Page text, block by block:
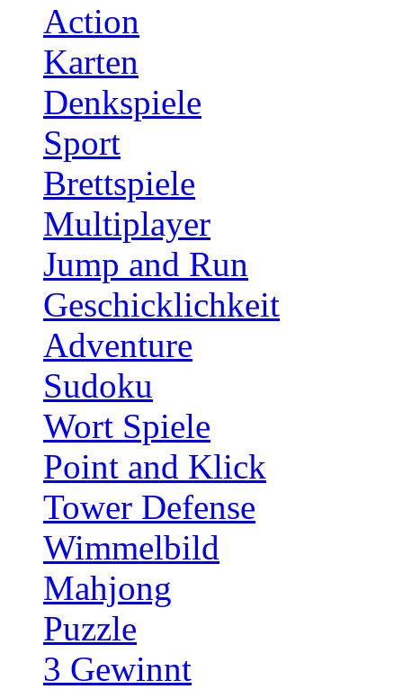
Action
Karten
Denkspiele
Sport
Brettspiele
Multiplayer
Jump and Run
Geschicklichkeit
Adventure
Sudoku
Wort Spiele
Point and Klick
Tower Defense
Wimmelbild
Mahjong
Puzzle
3 Gewinnt